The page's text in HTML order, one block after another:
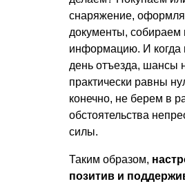
снаряжение,
документы,
информацию. И когда
день отъезда, шансы
практически равны
конечно, не берем в
обстоятельства
силы.
Таким образом,
позитив и